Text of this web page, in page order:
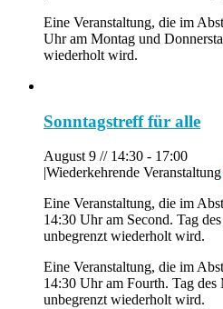
Eine Veranstaltung, die im
Uhr am Montag und
wiederholt wird.
Sonntagstreff für alle
August 9 // 14:30 - 17:00
|Wiederkehrende Veranstaltung
Eine Veranstaltung, die im
14:30 Uhr am Second. Tag
unbegrenzt wiederholt wird.
Eine Veranstaltung, die im
14:30 Uhr am Fourth. Tag des
unbegrenzt wiederholt wird.